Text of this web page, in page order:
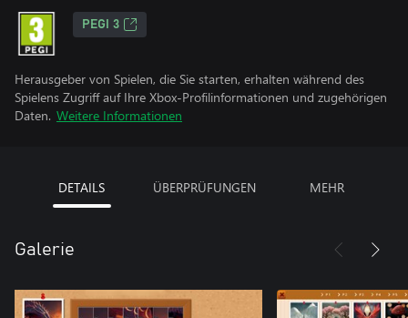
PEGI 3
Herausgeber von Spielen, die Sie starten, erhalten während des
Spielens Zugriff auf Ihre Xbox-Profilinformationen und zugehörigen
Daten. Weitere Informationen
DETAILS ÜBERPRÜFUNGEN MEHR
Galerie